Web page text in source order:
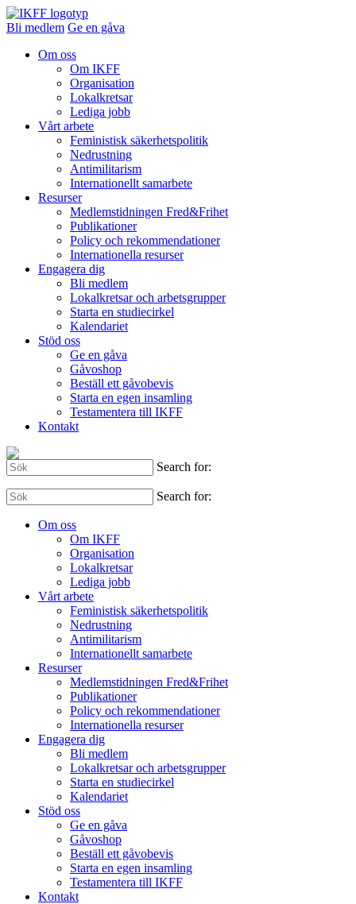
Bli medlem Ge en gåva
Om oss
Om IKFF
Organisation
Lokalkretsar
Lediga jobb
Vårt arbete
Feministisk säkerhetspolitik
Nedrustning
Antimilitarism
Internationellt samarbete
Resurser
Medlemstidningen Fred&Frihet
Publikationer
Policy och rekommendationer
Internationella resurser
Engagera dig
Bli medlem
Lokalkretsar och arbetsgrupper
Starta en studiecirkel
Kalendariet
Stöd oss
Ge en gåva
Gåvoshop
Beställ ett gåvobevis
Starta en egen insamling
Testamentera till IKFF
Kontakt
Search for:
Search for:
Om oss
Om IKFF
Organisation
Lokalkretsar
Lediga jobb
Vårt arbete
Feministisk säkerhetspolitik
Nedrustning
Antimilitarism
Internationellt samarbete
Resurser
Medlemstidningen Fred&Frihet
Publikationer
Policy och rekommendationer
Internationella resurser
Engagera dig
Bli medlem
Lokalkretsar och arbetsgrupper
Starta en studiecirkel
Kalendariet
Stöd oss
Ge en gåva
Gåvoshop
Beställ ett gåvobevis
Starta en egen insamling
Testamentera till IKFF
Kontakt